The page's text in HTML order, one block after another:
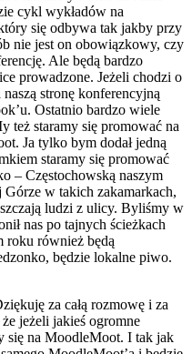
cykl wykładów na
się odbywa tak jakby przy
nie jest on obowiązkowy, czy
Ale będą bardzo
prowadzone. Jeżeli chodzi o
stronę konferencyjną
Ostatnio bardzo wiele
też staramy się promować na
Ja tylko bym dodał jedną
staramy się promować
– Częstochowską naszym
w takich zakamarkach,
ludzi z ulicy. Byliśmy w
nas po tajnych ścieżkach
roku również będą
będzie lokalne piwo.
za całą rozmowę i za
jeżeli jakieś ogromne
się na MoodleMoot. I tak jak